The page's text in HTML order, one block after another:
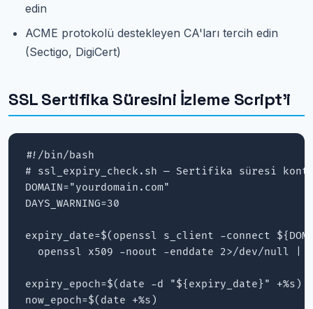
edin
ACME protokolü destekleyen CA'ları tercih edin
(Sectigo, DigiCert)
SSL Sertifika Süresini İzleme Script'i
#!/bin/bash
# ssl_expiry_check.sh — Sertifika süresi
DOMAIN="yourdomain.com"
DAYS_WARNING=30
expiry_date=$(openssl s_client -connect
openssl x509 -noout -enddate 2>/dev/null |
expiry_epoch=$(date -d "${expiry_date}" +%s)
now_epoch=$(date +%s)